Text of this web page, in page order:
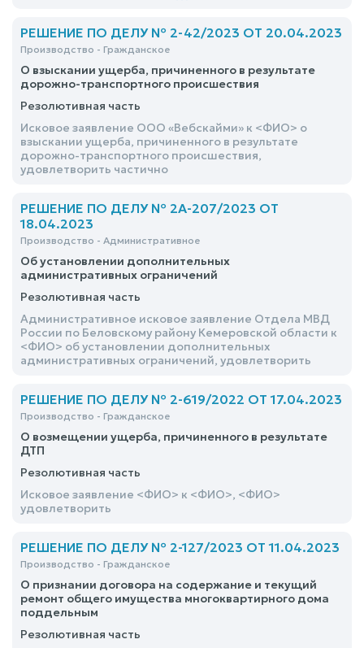
Кузбассу <ФИО>, руководителю ГУФССП России по
Кемеровской области-Кузбассу <ФИО> об
оспаривании бездействия должностного лица
службы судебных приставов, отказать
РЕШЕНИЕ ПО ДЕЛУ № 2-42/2023 ОТ 20.04.2023
Производство - Гражданское
О взыскании ущерба, причиненного в результате
дорожно-транспортного происшествия
Резолютивная часть
Исковое заявление ООО «Вебскайми» к <ФИО> о
взыскании ущерба, причиненного в результате
дорожно-транспортного происшествия,
удовлетворить частично
РЕШЕНИЕ ПО ДЕЛУ № 2А-207/2023 ОТ
18.04.2023
Производство - Административное
Об установлении дополнительных
административных ограничений
Резолютивная часть
Административное исковое заявление Отдела МВД
России по Беловскому району Кемеровской области к
<ФИО> об установлении дополнительных
административных ограничений, удовлетворить
РЕШЕНИЕ ПО ДЕЛУ № 2-619/2022 ОТ 17.04.2023
Производство - Гражданское
О возмещении ущерба, причиненного в результате
ДТП
Резолютивная часть
Исковое заявление <ФИО> к <ФИО>, <ФИО>
удовлетворить
РЕШЕНИЕ ПО ДЕЛУ № 2-127/2023 ОТ 11.04.2023
Производство - Гражданское
О признании договора на содержание и текущий
ремонт общего имущества многоквартирного дома
поддельным
Резолютивная часть